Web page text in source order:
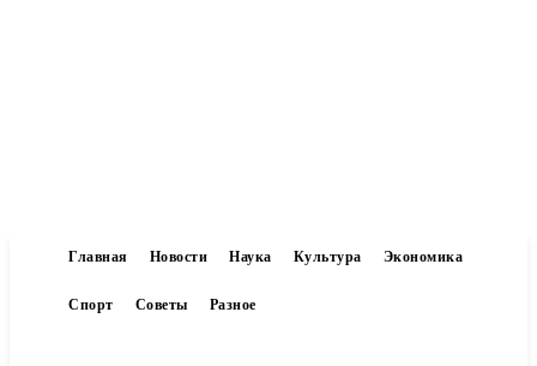
Главная Новости Наука Культура Экономика
Спорт Советы Разное